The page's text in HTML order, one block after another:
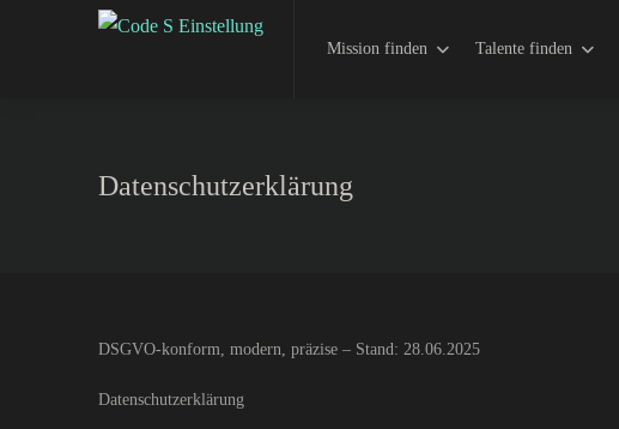
Mission finden Talente finden
Datenschutzerklärung
DSGVO-konform, modern, präzise – Stand: 28.06.2025
Datenschutzerklärung